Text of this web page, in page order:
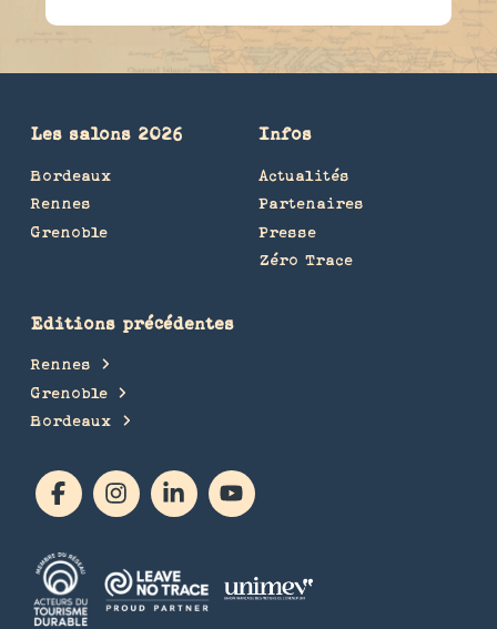
Les salons 2026
Bordeaux
Rennes
Grenoble
Infos
Actualités
Partenaires
Presse
Zéro Trace
Editions précédentes
Rennes
Grenoble
Bordeaux